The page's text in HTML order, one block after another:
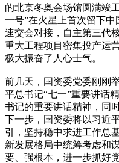
的北京冬奥会场馆圆满竣
一号”在火星上首次留下中
速交会对接，自主第三代
重大工程项目密集投产运
极大振奋了人心士气。
前几天，国资委党委刚刚
平总书记“七一”重要讲话
书记的重要讲话精神，同
下一步，国资委将以习近
引，坚持稳中求进工作总
新发展格局中统筹考虑和
要、强根本，进一步抓好